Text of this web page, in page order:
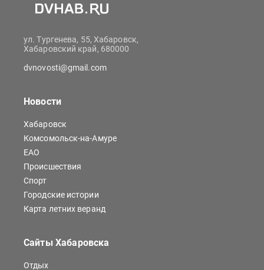
ул. Тургенева, 55, Хабаровск,
Хабаровский край, 680000
dvnovosti@gmail.com
Новости
Хабаровск
Комсомольск-на-Амуре
ЕАО
Происшествия
Спорт
Городские истории
Карта летних веранд
Сайты Хабаровска
Отдых